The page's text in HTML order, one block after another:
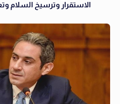
الاستقرار وترسيخ السلام